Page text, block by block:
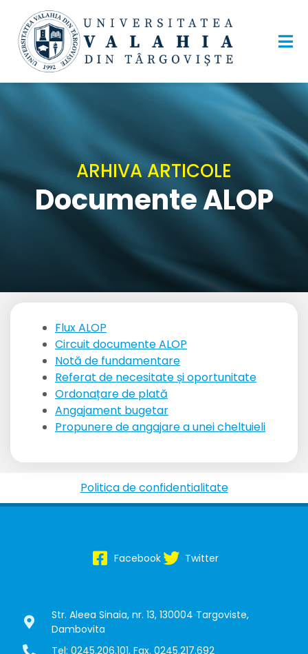
ARHIVA ARTICOLE
Documente ALOP
Flux ALOP
Circuit documente ALOP
Notă de fundamentare
Referat de necesitate și oportunitate
Ordonațare de plată
Angajament bugetar
Propunere de angajare a unei cheltuieli
Politica de confidentialitate
Facebook Twitter
Str. Aleea Sinaia, nr. 13, 130004 Targoviste,
Dambovita
Tel: 0245.206.101, Fax. 0245.217.692